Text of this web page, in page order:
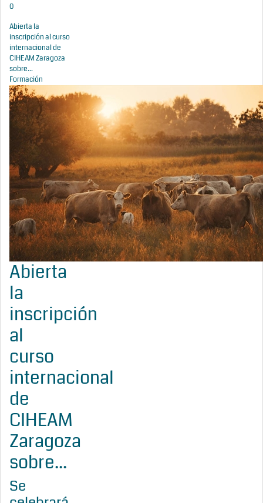
0
Abierta la
inscripción al curso
internacional de
CIHEAM Zaragoza
sobre...
Formación
Abierta
la
inscripción
al
curso
internacional
de
CIHEAM
Zaragoza
sobre...
Se